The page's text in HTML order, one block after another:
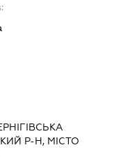
Р-Н, МІСТО